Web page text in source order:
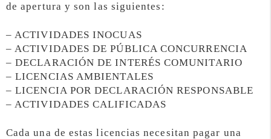
de apertura y son las siguientes:
– ACTIVIDADES INOCUAS
– ACTIVIDADES DE PÚBLICA CONCURRENCIA
– DECLARACIÓN DE INTERÉS COMUNITARIO
– LICENCIAS AMBIENTALES
– LICENCIA POR DECLARACIÓN RESPONSABLE
– ACTIVIDADES CALIFICADAS
Cada una de estas licencias necesitan pagar una